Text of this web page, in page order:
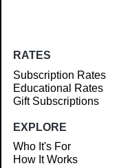
RATES
Subscription Rates
Educational Rates
Gift Subscriptions
EXPLORE
Who It's For
How It Works